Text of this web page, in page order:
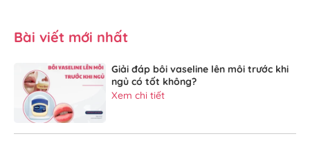
Bài viết mới nhất
Giải đáp bôi vaseline lên môi trước khi
ngủ có tốt không?
Xem chi tiết